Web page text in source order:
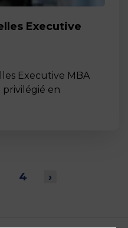
Executive
Executive MBA
en
4 ›